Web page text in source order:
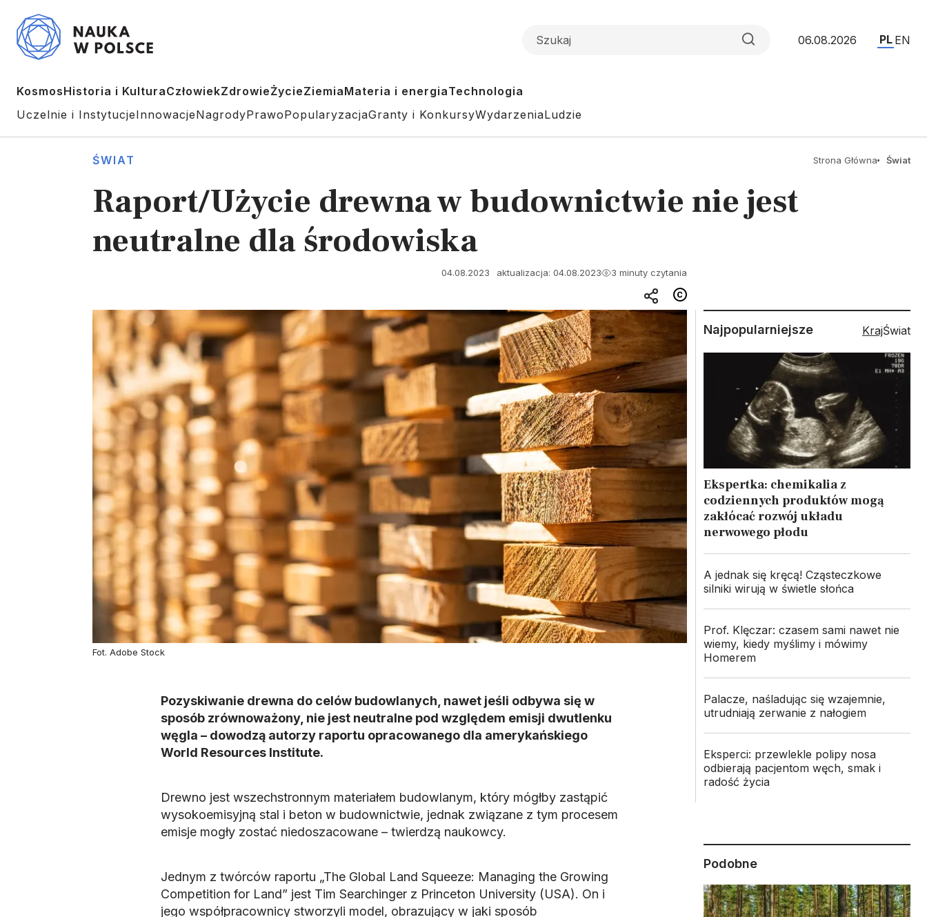
06.08.2026 PL EN
KosmosHistoria i KulturaCzłowiekZdrowieŻycieZiemiaMateria i energiaTechnologia
Uczelnie i InstytucjeInnowacjeNagrodyPrawoPopularyzacjaGranty i KonkursyWydarzeniaLudzie
ŚWIAT Strona Główna Świat
Raport/Użycie drewna w budownictwie nie jest
neutralne dla środowiska
04.08.2023 aktualizacja: 04.08.2023 3 minuty czytania
Fot. Adobe Stock
Pozyskiwanie drewna do celów budowlanych, nawet jeśli odbywa się w
sposób zrównoważony, nie jest neutralne pod względem emisji dwutlenku
węgla – dowodzą autorzy raportu opracowanego dla amerykańskiego
World Resources Institute.
Drewno jest wszechstronnym materiałem budowlanym, który mógłby zastąpić
wysokoemisyjną stal i beton w budownictwie, jednak związane z tym procesem
emisje mogły zostać niedoszacowane – twierdzą naukowcy.
Jednym z twórców raportu „The Global Land Squeeze: Managing the Growing
Competition for Land” jest Tim Searchinger z Princeton University (USA). On i
jego współpracownicy stworzyli model, obrazujący w jaki sposób
Najpopularniejsze KrajŚwiat
Ekspertka: chemikalia z
codziennych produktów mogą
zakłócać rozwój układu
nerwowego płodu
A jednak się kręcą! Cząsteczkowe
silniki wirują w świetle słońca
Prof. Klęczar: czasem sami nawet nie
wiemy, kiedy myślimy i mówimy
Homerem
Palacze, naśladując się wzajemnie,
utrudniają zerwanie z nałogiem
Eksperci: przewlekle polipy nosa
odbierają pacjentom węch, smak i
radość życia
Podobne